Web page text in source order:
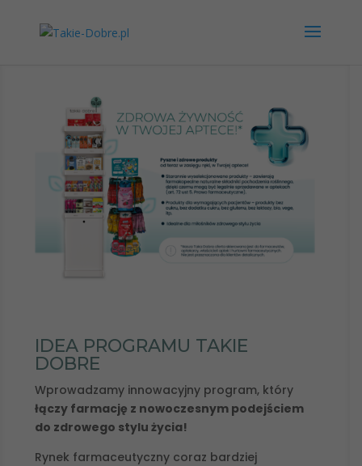
IDEA PROGRAMU TAKIE
DOBRE
Wprowadzamy innowacyjny program, który
łączy farmację z nowoczesnym podejściem
do zdrowego stylu życia!
Rynek farmaceutyczny coraz bardziej